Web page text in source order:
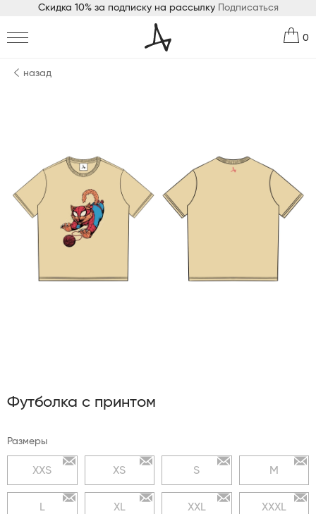
Скидка 10% за подписку на рассылку Подписаться
0
назад
Футболка с принтом
Размеры
XXS XS S M
L XL XXL XXXL